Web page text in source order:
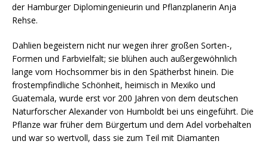
der Hamburger Diplomingenieurin und Pflanzplanerin Anja
Rehse.
Dahlien begeistern nicht nur wegen ihrer großen Sorten-,
Formen und Farbvielfalt; sie blühen auch außergewöhnlich
lange vom Hochsommer bis in den Spätherbst hinein. Die
frostempfindliche Schönheit, heimisch in Mexiko und
Guatemala, wurde erst vor 200 Jahren von dem deutschen
Naturforscher Alexander von Humboldt bei uns eingeführt. Die
Pflanze war früher dem Bürgertum und dem Adel vorbehalten
und war so wertvoll, dass sie zum Teil mit Diamanten